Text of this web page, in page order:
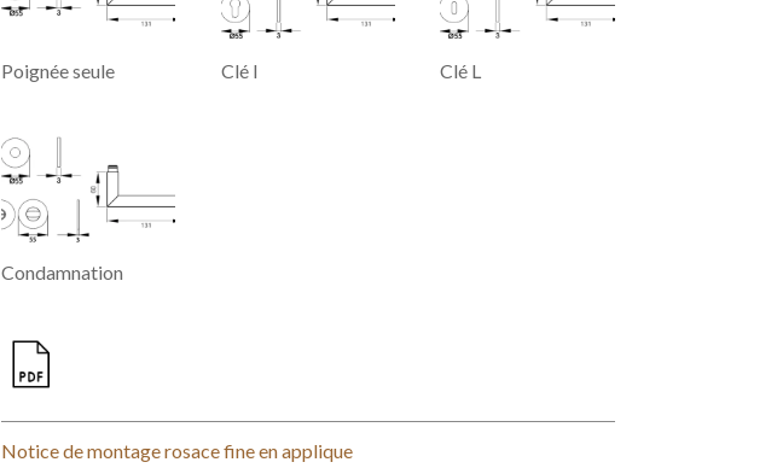
t
Poignée seule Clé I Clé L
Condamnation
Notice de montage rosace fine en applique